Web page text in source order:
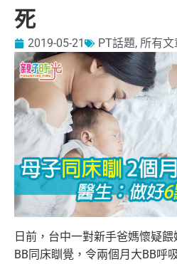
死
2019-05-21 PT話題, 所有文
日前，台中一對新手爸媽懷疑
BB同床瞓覺，令兩個月大BB呼